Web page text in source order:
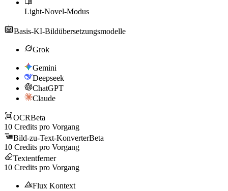
Light-Novel-Modus
Basis-KI-Bildübersetzungsmodelle
Grok
Gemini
Deepseek
ChatGPT
Claude
OCRBeta
10 Credits pro Vorgang
Bild-zu-Text-KonverterBeta
10 Credits pro Vorgang
Textentferner
10 Credits pro Vorgang
Flux Kontext